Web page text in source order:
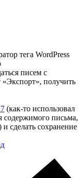
тега WordPress
писем с
получить
(как-то использовал
содержимого письма,
сделать сохранение